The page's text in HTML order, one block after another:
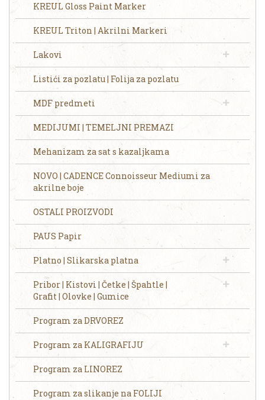
KREUL Gloss Paint Marker
KREUL Triton | Akrilni Markeri
Lakovi
Listići za pozlatu | Folija za pozlatu
MDF predmeti
MEDIJUMI | TEMELJNI PREMAZI
Mehanizam za sat s kazaljkama
NOVO | CADENCE Connoisseur Mediumi za
akrilne boje
OSTALI PROIZVODI
PAUS Papir
Platno | Slikarska platna
Pribor | Kistovi | Četke | Špahtle |
Grafit | Olovke | Gumice
Program za DRVOREZ
Program za KALIGRAFIJU
Program za LINOREZ
Program za slikanje na FOLIJI